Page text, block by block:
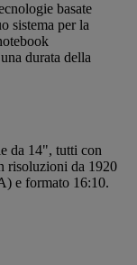
basate
sistema per la
durata della
da 14", tutti con
risoluzioni da 1920
e formato 16:10.